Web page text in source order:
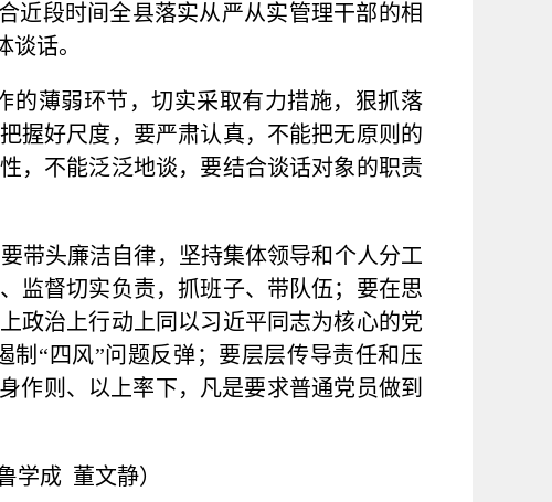
近段时间全县落实从严从实管理干部的相
话。
的薄弱环节，切实采取有力措施，狠抓落
握好尺度，要严肃认真，不能把无原则的
，不能泛泛地谈，要结合谈话对象的职责
带头廉洁自律，坚持集体领导和个人分工
监督切实负责，抓班子、带队伍；要在思
政治上行动上同以习近平同志为核心的党
制 “ 四风”问题反弹；要层层传导责任和压
作则、以上率下，凡是要求普通党员做到
学成 董文静）